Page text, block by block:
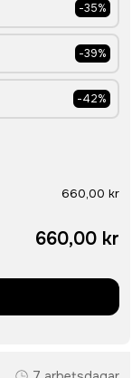
-35%
-39%
-42%
660,00 kr
660,00 kr